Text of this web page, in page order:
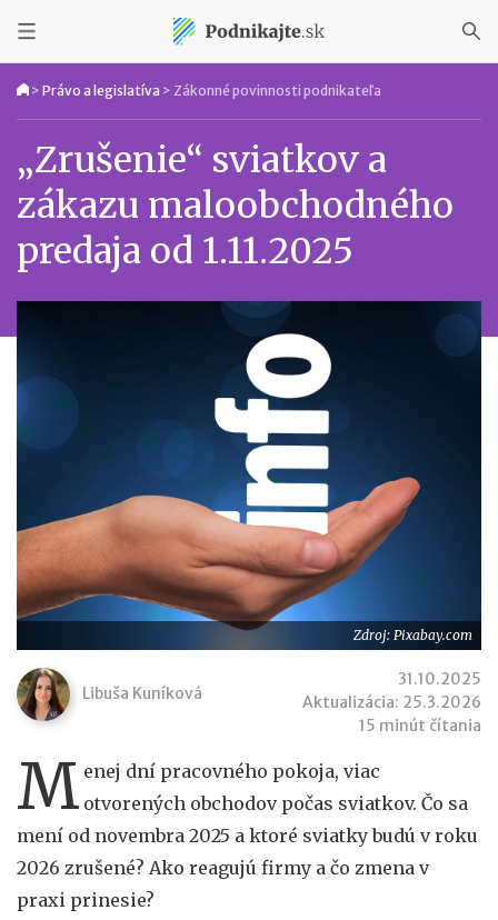
> Právo a legislatíva > Zákonné povinnosti podnikateľa
„Zrušenie“ sviatkov a
zákazu maloobchodného
predaja od 1.11.2025
Zdroj: Pixabay.com
Libuša Kuníková
31.10.2025
Aktualizácia: 25.3.2026
15 minút čítania
M enej dní pracovného pokoja, viac
otvorených obchodov počas sviatkov. Čo sa
mení od novembra 2025 a ktoré sviatky budú v roku
2026 zrušené? Ako reagujú firmy a čo zmena v
praxi prinesie?